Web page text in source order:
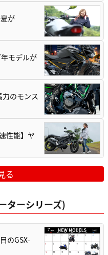
が
モデルが
のモンス
性能】ヤ
る
ターシリーズ)
のGSX-